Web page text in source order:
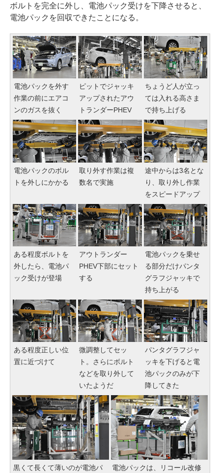
ボルトを完全に外し、電池パック受けを下降させると、
電池パックを回収できたことになる。
電池パックを外す
作業の前にエアコ
ンのガスを抜く
ピットでジャッキ
アップされたアウ
トランダーPHEV
ちょうど人が立っ
ては入れる高さま
で持ち上げる
電池パックのボル
トを外しにかかる
取り外す作業は複
数名で実施
途中からは3名とな
り、取り外し作業
をスピードアップ
ある程度ボルトを
外したら、電池パ
ック受けが登場
アウトランダー
PHEV下部にセット
する
電池パックを乗せ
る部分だけパンタ
グラフジャッキで
持ち上がる
ある程度正しい位
置に近づけて
微調整してセッ
ト。さらにボルト
などを取り外して
いたようだ
パンタグラフジャ
ッキを下げると電
池パックのみが下
降してきた
黒くて長くて薄いのが電池パ 電池パックは、リコール改修